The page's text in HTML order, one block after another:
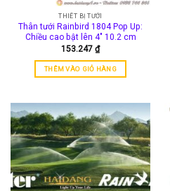
THIẾT BỊ TƯỚI
Thân tưới Rainbird 1804 Pop Up:
Chiều cao bật lên 4″ 10.2 cm
153.247 ₫
THÊM VÀO GIỎ HÀNG